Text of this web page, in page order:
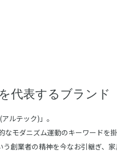
代表するブランド
ルテック)」。
モダニズム運動のキーワードを掛
創業者の精神を今なお引継ぎ、